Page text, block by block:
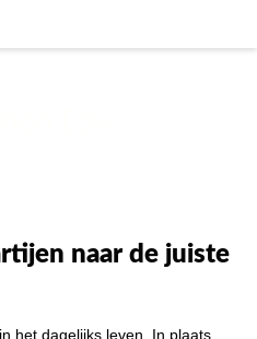
naar de juiste
het dagelijks leven. In plaats